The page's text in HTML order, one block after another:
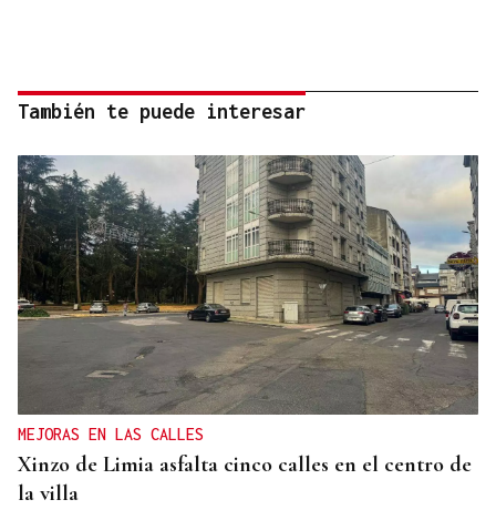
También te puede interesar
MEJORAS EN LAS CALLES
Xinzo de Limia asfalta cinco calles en el centro de
la villa